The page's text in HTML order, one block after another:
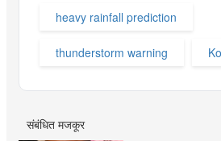
heavy rainfall prediction
thunderstorm warning
संबंधित मजकूर